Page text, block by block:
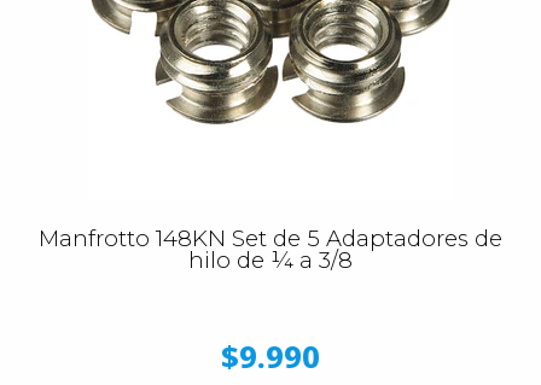
Manfrotto 148KN Set de 5 Adaptadores de
hilo de ¼ a 3/8
$9.990